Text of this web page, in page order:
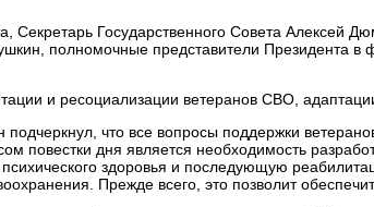
Секретарь Государственного Совета Алексей
полномочные представители Президента
и ресоциализации ветеранов СВО,
что все вопросы поддержки
повестки дня является необходимость
здоровья и последующую
Прежде всего, это позволит